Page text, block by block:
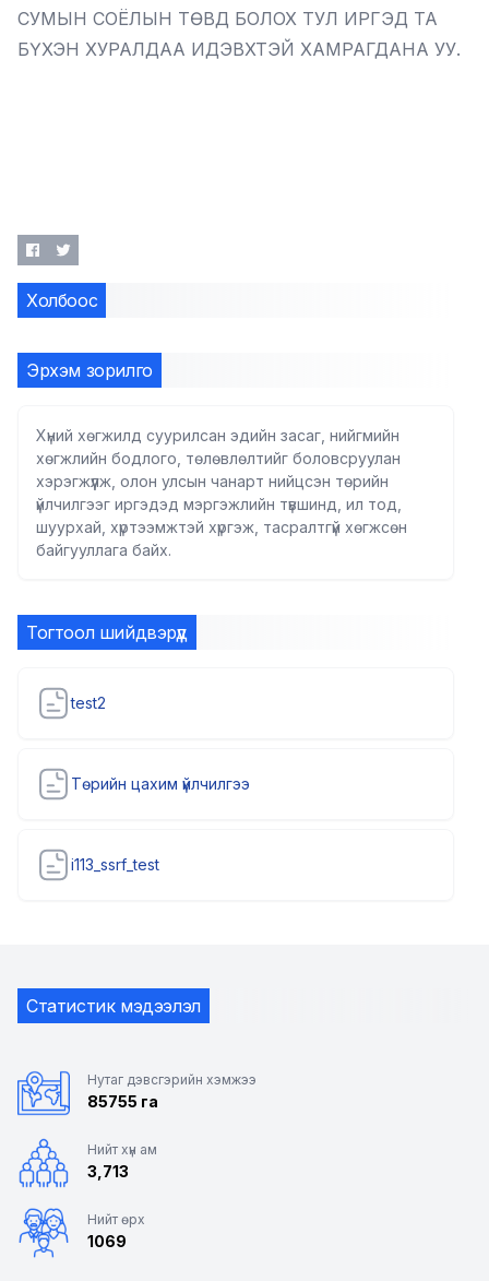
СУМЫН СОЁЛЫН ТӨВД БОЛОХ ТУЛ ИРГЭД ТА
БҮХЭН ХУРАЛДАА ИДЭВХТЭЙ ХАМРАГДАНА УУ.
Холбоос
Эрхэм зорилго
Хүний хөгжилд суурилсан эдийн засаг, нийгмийн
хөгжлийн бодлого, төлөвлөлтийг боловсруулан
хэрэгжүүлж, олон улсын чанарт нийцсэн төрийн
үйлчилгээг иргэдэд мэргэжлийн түвшинд, ил тод,
шуурхай, хүртээмжтэй хүргэж, тасралтгүй хөгжсөн
байгууллага байх.
Тогтоол шийдвэрүүд
test2
Төрийн цахим үйлчилгээ
i113_ssrf_test
Статистик мэдээлэл
Нутаг дэвсгэрийн хэмжээ
85755 га
Нийт хүн ам
3,713
Нийт өрх
1069